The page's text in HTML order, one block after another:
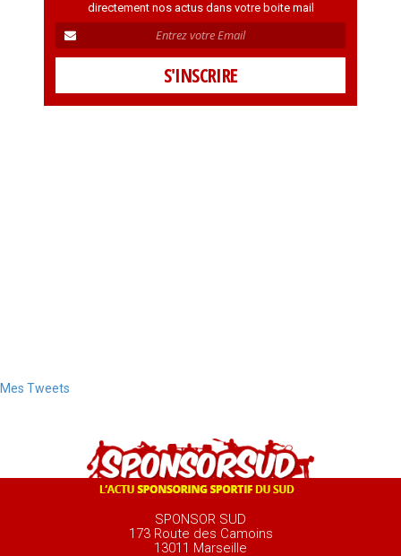
directement nos actus dans votre boite mail
Mes Tweets
SPONSOR SUD
173 Route des Camoins
13011 Marseille